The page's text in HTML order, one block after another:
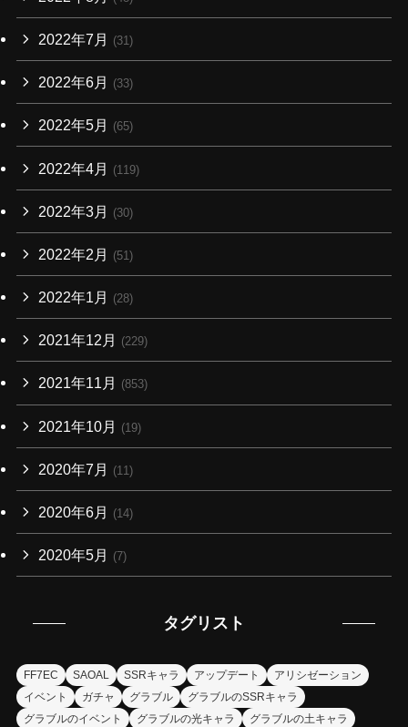
2022年7月 (31)
2022年6月 (33)
2022年5月 (65)
2022年4月 (119)
2022年3月 (30)
2022年2月 (51)
2022年1月 (28)
2021年12月 (229)
2021年11月 (853)
2021年10月 (19)
2020年7月 (11)
2020年6月 (14)
2020年5月 (7)
タグリスト
FF7EC SAOAL SSRキャラ アップデート
アリシゼーション
イベント
ガチャ グラブル
グラブルのSSRキャラ
グラブルのイベント
グラブルの光キャラ
グラブルの土キャラ